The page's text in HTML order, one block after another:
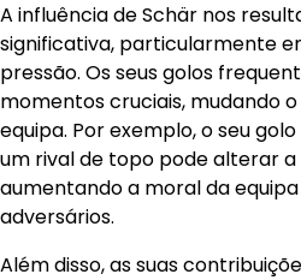
A influência de Schär nos
significativa, particularmente
pressão. Os seus golos
momentos cruciais, mudando
equipa. Por exemplo, o seu
um rival de topo pode alterar a
aumentando a moral da
adversários.
Além disso, as suas